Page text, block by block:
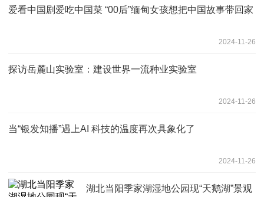
爱看中国剧爱吃中国菜 “00后”缅甸女孩想把中国故事带回家
2024-11-26
探访岳麓山实验室：建设世界一流种业实验室
2024-11-26
当“银发知播”遇上AI 科技的温度再次具象化了
2024-11-26
湖北当阳季家湖湿地公园现“天鹅湖”景观